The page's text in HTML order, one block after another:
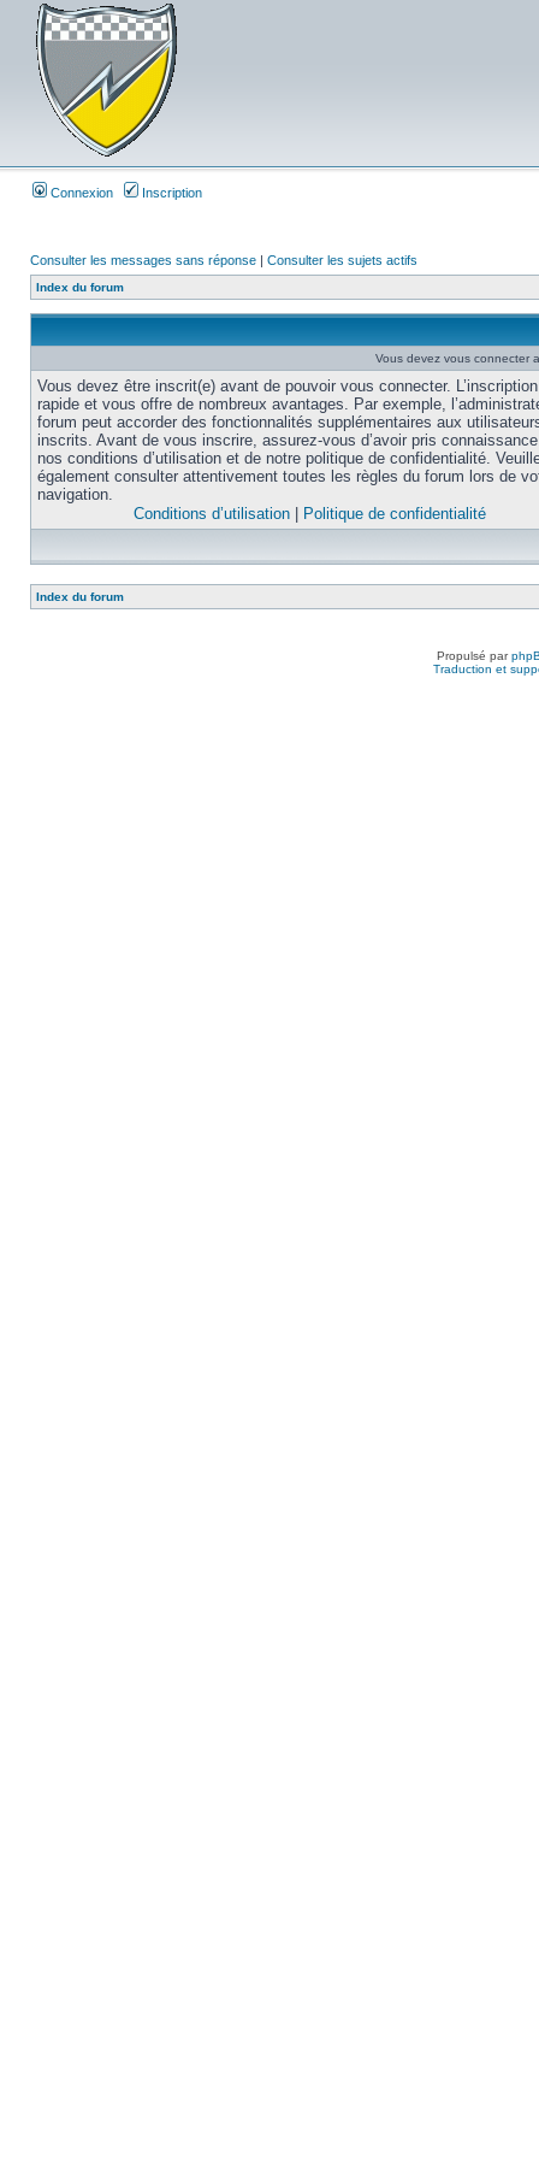
Connexion Inscription
Consulter les messages sans réponse | Consulter les sujets actifs
Index du forum
Vous devez vous connecter
Vous devez être inscrit(e) avant de pouvoir vous connecter.
rapide et vous offre de nombreux avantages. Par exemple,
forum peut accorder des fonctionnalités supplémentaires aux
inscrits. Avant de vous inscrire, assurez-vous d’avoir pris
nos conditions d’utilisation et de notre politique de confidentialité.
également consulter attentivement toutes les règles du forum lors de
navigation.
Conditions d’utilisation
Politique de confidentialité
Index du forum
Propulsé par
Traduction et